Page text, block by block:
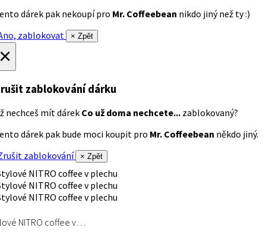
dárek pak nekoupí pro Mr. Coffeebean nikdo jiný než ty :)
zablokovat
× Zpět
zablokování dárku
nechceš mít dárek Co už doma nechcete... zablokovaný?
dárek pak bude moci koupit pro Mr. Coffeebean někdo jiný.
zablokování
× Zpět
NITRO coffee v…